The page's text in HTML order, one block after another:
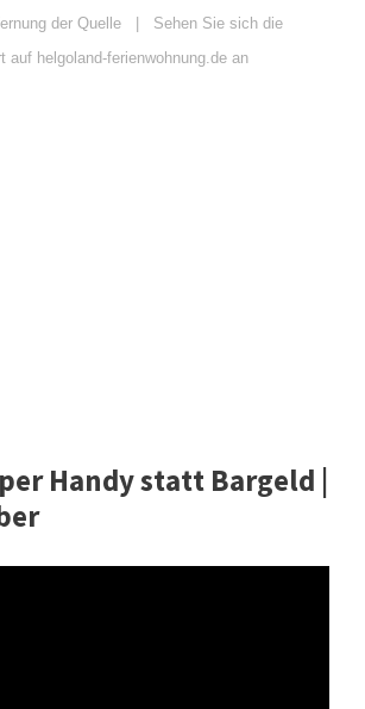
der Quelle
Sehen Sie sich die
auf helgoland-ferienwohnung.de an
Handy statt Bargeld |